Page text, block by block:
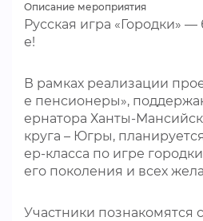
Описание мероприятия
Русская игра «Городки»
е!
В рамках реализации
е пенсионеры»,
ернатора Ханты-
круга – Югры,
ер-класса по игре
его поколения и всех
Участники познакомятся